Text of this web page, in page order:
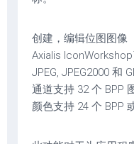
创建，编辑位图图像
Axialis
JPEG, JPEG2000 和
通道支持 32 个 BPP
颜色支持 24 个 BPP